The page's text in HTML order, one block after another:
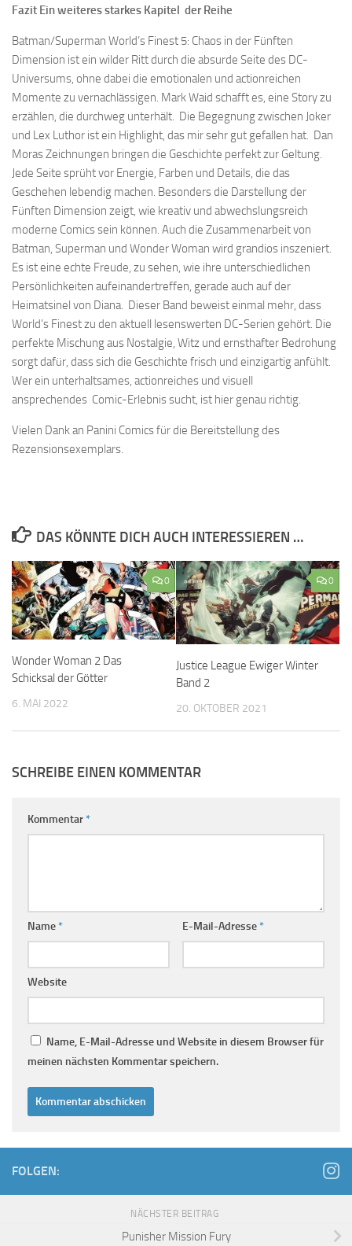
Fazit Ein weiteres starkes Kapitel der Reihe
Batman/Superman World’s Finest 5: Chaos in der Fünften
Dimension ist ein wilder Ritt durch die absurde Seite des DC-
Universums, ohne dabei die emotionalen und actionreichen
Momente zu vernachlässigen. Mark Waid schafft es, eine Story zu
erzählen, die durchweg unterhält. Die Begegnung zwischen Joker
und Lex Luthor ist ein Highlight, das mir sehr gut gefallen hat. Dan
Moras Zeichnungen bringen die Geschichte perfekt zur Geltung.
Jede Seite sprüht vor Energie, Farben und Details, die das
Geschehen lebendig machen. Besonders die Darstellung der
Fünften Dimension zeigt, wie kreativ und abwechslungsreich
moderne Comics sein können. Auch die Zusammenarbeit von
Batman, Superman und Wonder Woman wird grandios inszeniert.
Es ist eine echte Freude, zu sehen, wie ihre unterschiedlichen
Persönlichkeiten aufeinandertreffen, gerade auch auf der
Heimatsinel von Diana. Dieser Band beweist einmal mehr, dass
World’s Finest zu den aktuell lesenswerten DC-Serien gehört. Die
perfekte Mischung aus Nostalgie, Witz und ernsthafter Bedrohung
sorgt dafür, dass sich die Geschichte frisch und einzigartig anfühlt.
Wer ein unterhaltsames, actionreiches und visuell
ansprechendes Comic-Erlebnis sucht, ist hier genau richtig.
Vielen Dank an Panini Comics für die Bereitstellung des
Rezensionsexemplars.
DAS KÖNNTE DICH AUCH INTERESSIEREN …
0
Wonder Woman 2 Das
Schicksal der Götter
6. MAI 2022
0
Justice League Ewiger Winter
Band 2
20. OKTOBER 2021
SCHREIBE EINEN KOMMENTAR
Kommentar*
Name* E-Mail-Adresse*
Website
Name, E-Mail-Adresse und Website in diesem Browser für
meinen nächsten Kommentar speichern.
FOLGEN:
NÄCHSTER BEITRAG
Punisher Mission Fury